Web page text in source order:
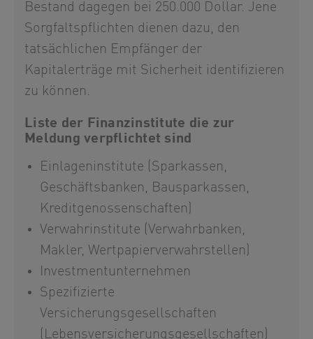
Bestand dagegen bei 250.000 Dollar. Jene
Sorgfaltspflichten dienen dazu, den
tatsächlichen Empfänger der
Kapitalerträge mit Sicherheit identifizieren
zu können.
Liste der Finanzinstitute die zur
Meldung verpflichtet sind
Einlageninstitute (Sparkassen,
Geschäftsbanken, Bausparkassen,
Kreditgenossenschaften)
Verwahrinstitute (Verwahrbanken,
Makler, Wertpapierverwahrstellen)
Investmentunternehmen
Spezifizierte
Versicherungsgesellschaften
(Lebensversicherungsgesellschaften)